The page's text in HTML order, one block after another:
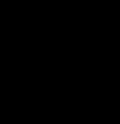
KAI HANSEN DIE
TO LIFE“ AUS
SOLOALBUM